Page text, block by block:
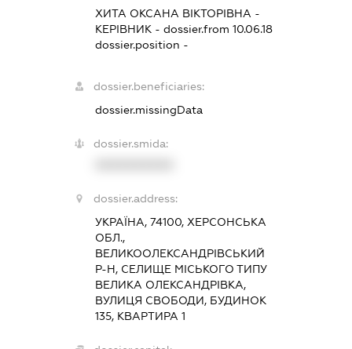
ХИТА ОКСАНА ВІКТОРІВНА -
КЕРІВНИК - dossier.from 10.06.18
dossier.position -
dossier.beneficiaries:
dossier.missingData
dossier.smida:
dossier.address:
УКРАЇНА, 74100, ХЕРСОНСЬКА
ОБЛ.,
ВЕЛИКООЛЕКСАНДРІВСЬКИЙ
Р-Н, СЕЛИЩЕ МІСЬКОГО ТИПУ
ВЕЛИКА ОЛЕКСАНДРІВКА,
ВУЛИЦЯ СВОБОДИ, БУДИНОК
135, КВАРТИРА 1